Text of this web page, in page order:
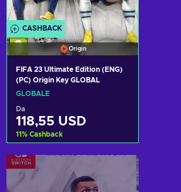
CASHBACK
Origin
FIFA 23 Ultimate Edition (ENG)
(PC) Origin Key GLOBAL
GLOBALE
Da
118,55 USD
11% Cashback
Aggiungi al carrello
Visualizza offerte